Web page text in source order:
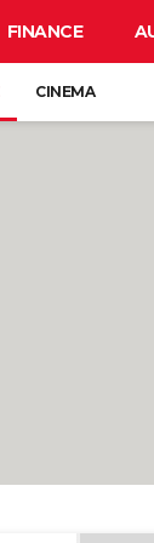
FINANCE
CINEMA